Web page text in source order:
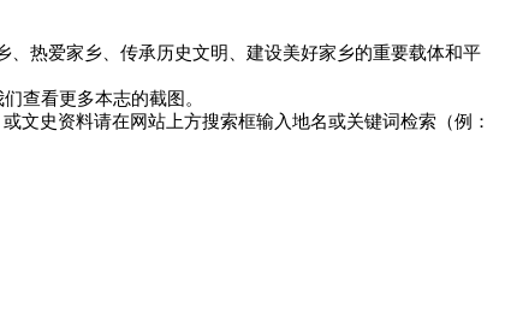
、热爱家乡、传承历史文明、建设美好家乡的重要载体和平
查看更多本志的截图。
文史资料请在网站上方搜索框输入地名或关键词检索（例：